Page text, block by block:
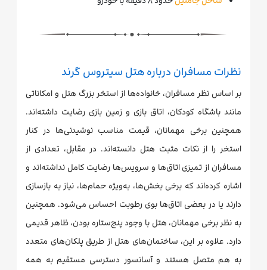
نظرات مسافران درباره هتل سیتروس گرند
بر اساس نظر مسافران، خانواده‌ها از استخر بزرگ هتل و امکاناتی
مانند باشگاه کودکان، اتاق بازی و زمین بازی رضایت داشته‌اند.
همچنین برخی مهمانان، قیمت مناسب نوشیدنی‌ها در کنار
استخر را از نکات مثبت هتل دانسته‌اند. در مقابل، تعدادی از
مسافران از تمیزی اتاق‌ها و سرویس‌ها رضایت کامل نداشته‌اند و
اشاره کرده‌اند که برخی بخش‌ها، به‌ویژه حمام‌ها، نیاز به بازسازی
دارند یا در بعضی اتاق‌ها بوی رطوبت احساس می‌شود. همچنین
به نظر برخی مهمانان، هتل با وجود پنج‌ستاره بودن، ظاهر قدیمی
دارد. علاوه بر این، ساختمان‌های هتل از طریق پلکان‌های متعدد
به هم متصل هستند و آسانسور دسترسی مستقیم به همه